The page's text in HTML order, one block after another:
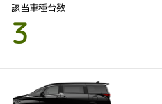
該当車種台数
3